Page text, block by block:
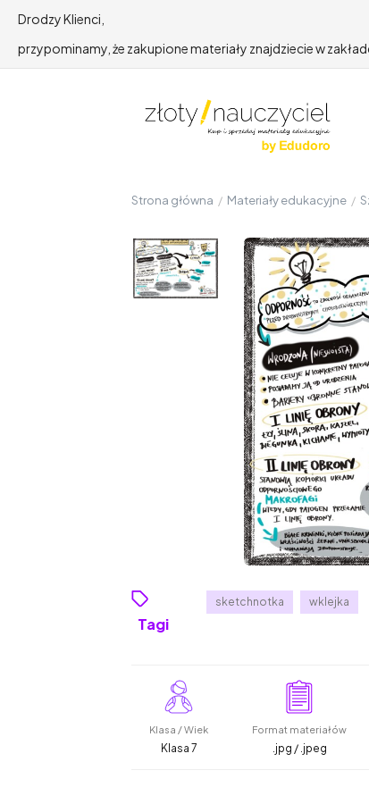
Drodzy Klienci,
przypominamy, że zakupione materiały znajdziecie w
Strona główna / Materiały edukacyjne /
Tagi
sketchnotka wklejka
Klasa / Wiek
Klasa 7
Format materiałów
.jpg / .jpeg